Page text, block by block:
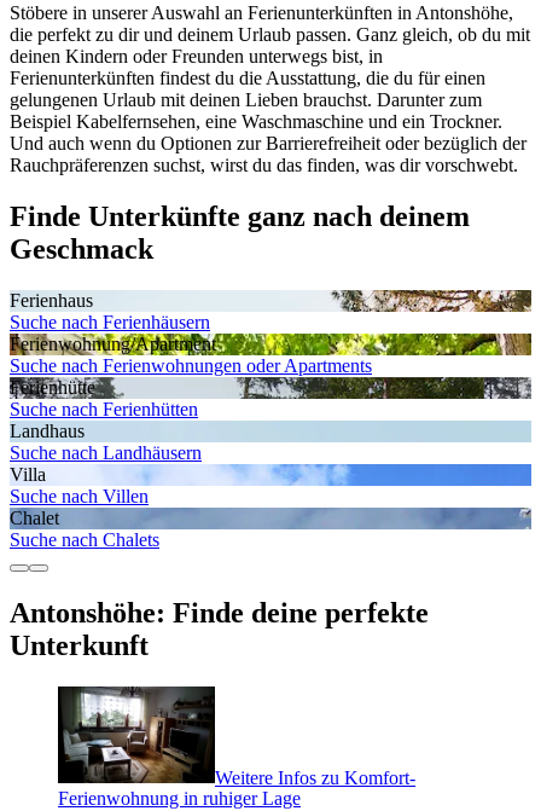
Stöbere in unserer Auswahl an Ferienunterkünften in Antonshöhe,
die perfekt zu dir und deinem Urlaub passen. Ganz gleich, ob du mit
deinen Kindern oder Freunden unterwegs bist, in
Ferienunterkünften findest du die Ausstattung, die du für einen
gelungenen Urlaub mit deinen Lieben brauchst. Darunter zum
Beispiel Kabelfernsehen, eine Waschmaschine und ein Trockner.
Und auch wenn du Optionen zur Barrierefreiheit oder bezüglich der
Rauchpräferenzen suchst, wirst du das finden, was dir vorschwebt.
Finde Unterkünfte ganz nach deinem
Geschmack
Ferienhaus
Suche nach Ferienhäusern
Ferienwohnung/Apartment
Suche nach Ferienwohnungen oder Apartments
Ferienhütte
Suche nach Ferienhütten
Landhaus
Suche nach Landhäusern
Villa
Suche nach Villen
Chalet
Suche nach Chalets
Antonshöhe: Finde deine perfekte
Unterkunft
Weitere Infos zu Komfort-
Ferienwohnung in ruhiger Lage